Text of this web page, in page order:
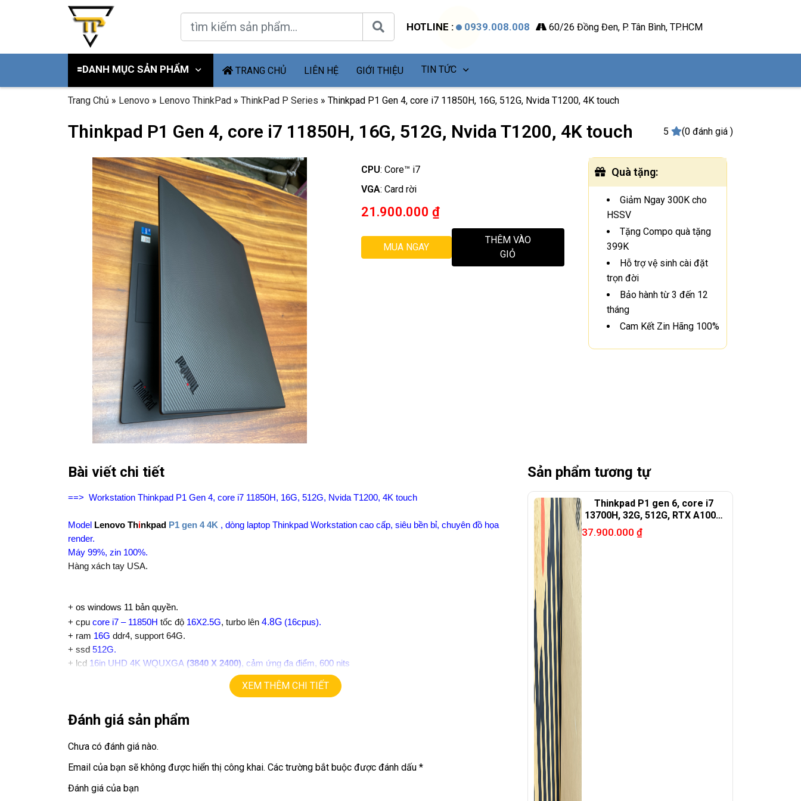
HOTLINE : 0939.008.008 60/26 Đồng Đen, P. Tân Bình, TP.HCM
🟰DANH MỤC SẢN PHẨM TRANG CHỦ LIÊN HỆ GIỚI THIỆU TIN TỨC
Trang Chủ » Lenovo » Lenovo ThinkPad » ThinkPad P Series » Thinkpad P1 Gen 4, core i7 11850H, 16G, 512G, Nvida T1200, 4K touch
Thinkpad P1 Gen 4, core i7 11850H, 16G, 512G, Nvida T1200, 4K touch 5 (0 đánh giá )
CPU: Core™ i7
VGA: Card rời
21.900.000 ₫
MUA NGAY
THÊM VÀO
GIỎ
Quà tặng:
Giảm Ngay 300K cho
HSSV
Tặng Compo quà tặng
399K
Hỗ trợ vệ sinh cài đặt
trọn đời
Bảo hành từ 3 đến 12
tháng
Cam Kết Zin Hãng 100%
Bài viết chi tiết
==> Workstation Thinkpad P1 Gen 4, core i7 11850H, 16G, 512G, Nvida T1200, 4K touch
Model Lenovo Thinkpad P1 gen 4 4K , dòng laptop Thinkpad Workstation cao cấp, siêu bền bỉ, chuyên đồ họa
render.
Máy 99%, zin 100%.
Hàng xách tay USA.
+ os windows 11 bản quyền.
+ cpu core i7 – 11850H tốc độ 16X2.5G, turbo lên 4.8G (16cpus).
+ ram 16G ddr4, support 64G.
+ ssd 512G.
+ lcd 16in UHD 4K WQUXGA (3840 X 2400), cảm ứng đa điểm, 600 nits
+USB type C, usb 3.0, webcam, hdmi, thunder port…
+ Pin 5h
Giá : 21.9tr
XEM THÊM CHI TIẾT
Đánh giá sản phẩm
Chưa có đánh giá nào.
Email của bạn sẽ không được hiển thị công khai. Các trường bắt buộc được đánh dấu *
Đánh giá của bạn
Sản phẩm tương tự
Thinkpad P1 gen 6, core i7
13700H, 32G, 512G, RTX A1000,
16in 2.5K
37.900.000 ₫